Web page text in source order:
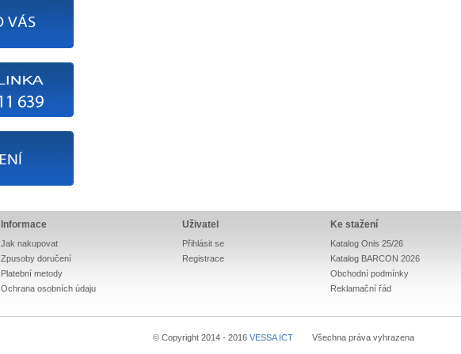
Informace
Jak nakupovat
Zpusoby doručení
Platební metody
Ochrana osobních údaju
Uživatel
Přihlásit se
Registrace
Ke stažení
Katalog Onis 25/26
Katalog BARCON 2026
Obchodní podmínky
Reklamační řád
© Copyright 2014 - 2016 VESSA ICT Všechna práva vyhrazena